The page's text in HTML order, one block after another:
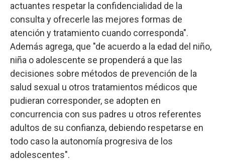
actuantes respetar la confidencialidad de la
consulta y ofrecerle las mejores formas de
atención y tratamiento cuando corresponda".
Además agrega, que "de acuerdo a la edad del niño,
niña o adolescente se propenderá a que las
decisiones sobre métodos de prevención de la
salud sexual u otros tratamientos médicos que
pudieran corresponder, se adopten en
concurrencia con sus padres u otros referentes
adultos de su confianza, debiendo respetarse en
todo caso la autonomía progresiva de los
adolescentes".